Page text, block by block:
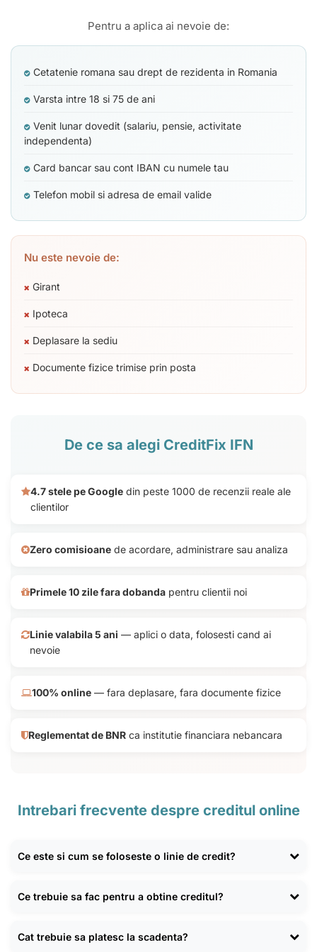
Pentru a aplica ai nevoie de:
Cetatenie romana sau drept de rezidenta in Romania
Varsta intre 18 si 75 de ani
Venit lunar dovedit (salariu, pensie, activitate
independenta)
Card bancar sau cont IBAN cu numele tau
Telefon mobil si adresa de email valide
Nu este nevoie de:
Girant
Ipoteca
Deplasare la sediu
Documente fizice trimise prin posta
De ce sa alegi CreditFix IFN
4.7 stele pe Google din peste 1000 de recenzii reale ale
clientilor
Zero comisioane de acordare, administrare sau analiza
Primele 10 zile fara dobanda pentru clientii noi
Linie valabila 5 ani — aplici o data, folosesti cand ai
nevoie
100% online — fara deplasare, fara documente fizice
Reglementat de BNR ca institutie financiara nebancara
Intrebari frecvente despre creditul online
Ce este si cum se foloseste o linie de credit?
poti retrage partial sau integral, ori de cate ori ai nevoie, pe o
limita se reactiveaza si o poti folosi din nou fara o noua
Ce trebuie sa fac pentru a obtine creditul?
personale si veniturile. Primesti decizia in cateva minute prin
Cat trebuie sa platesc la scadenta?